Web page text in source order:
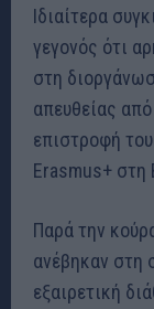
Ιδιαίτερα
γεγονός ότι
στη
απευθείας
επιστροφή
Erasmus+ στη
Παρά την
ανέβηκαν στη
εξαιρετική